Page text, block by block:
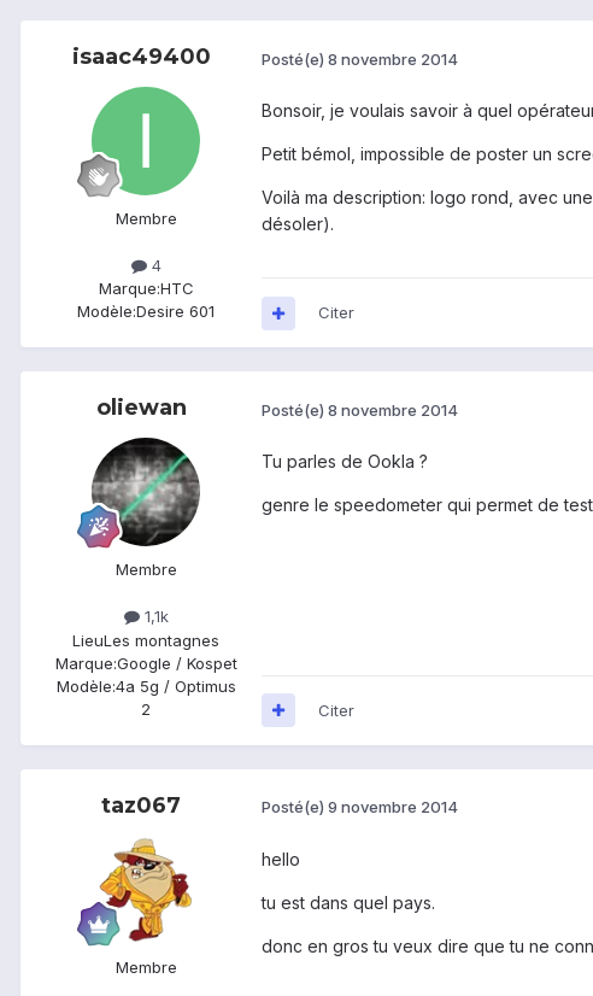
isaac49400
Membre
4
Marque:HTC
Modèle:Desire 601
Posté(e) 8 novembre 2014
Bonsoir, je voulais savoir à quel
Petit bémol, impossible de poster un
Voilà ma description: logo rond, avec
désoler).
Citer
oliewan
Membre
1,1k
LieuLes montagnes
Marque:Google / Kospet
Modèle:4a 5g / Optimus
2
Posté(e) 8 novembre 2014
Tu parles de Ookla ?
genre le speedometer qui permet de
Citer
taz067
Membre
Posté(e) 9 novembre 2014
hello
tu est dans quel pays.
donc en gros tu veux dire que tu ne